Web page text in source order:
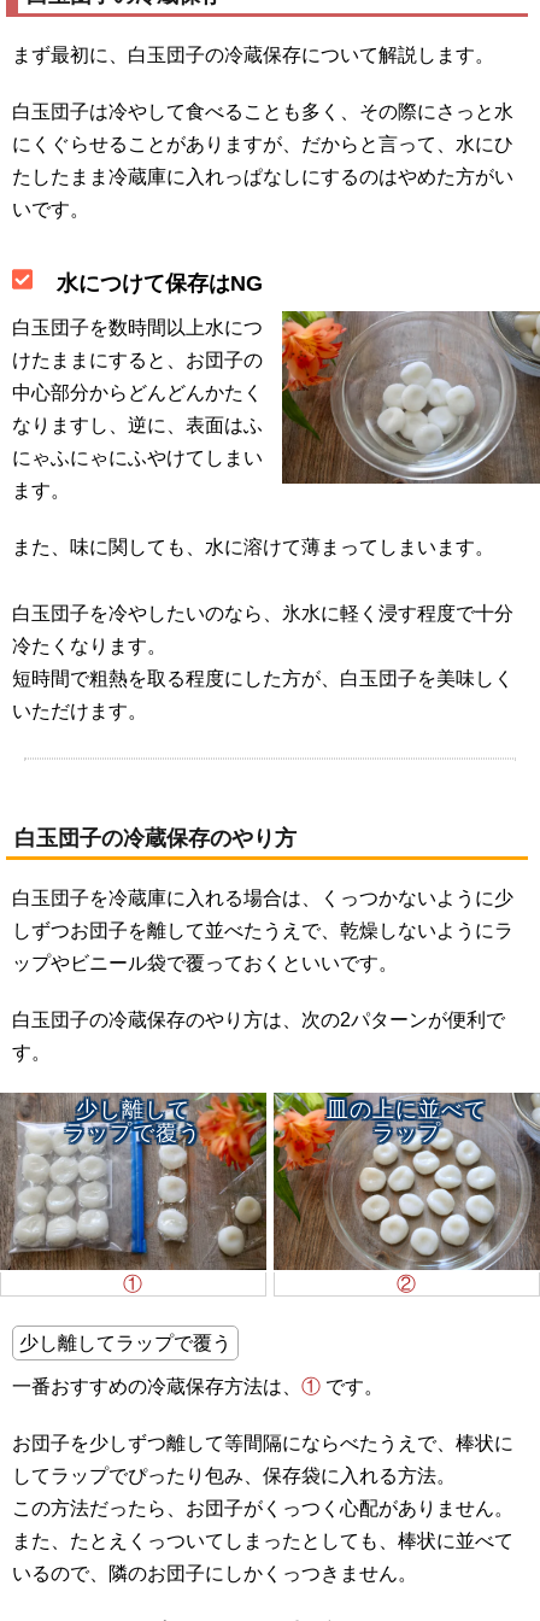
まず最初に、白玉団子の冷蔵保存について解説します。
白玉団子は冷やして食べることも多く、その際にさっと水
にくぐらせることがありますが、だからと言って、水にひ
たしたまま冷蔵庫に入れっぱなしにするのはやめた方がい
いです。
水につけて保存はNG
白玉団子を数時間以上水につ
けたままにすると、お団子の
中心部分からどんどんかたく
なりますし、逆に、表面はふ
にゃふにゃにふやけてしまい
ます。
また、味に関しても、水に溶けて薄まってしまいます。
白玉団子を冷やしたいのなら、氷水に軽く浸す程度で十分
冷たくなります。
短時間で粗熱を取る程度にした方が、白玉団子を美味しく
いただけます。
白玉団子の冷蔵保存のやり方
白玉団子を冷蔵庫に入れる場合は、くっつかないように少
しずつお団子を離して並べたうえで、乾燥しないようにラ
ップやビニール袋で覆っておくといいです。
白玉団子の冷蔵保存のやり方は、次の2パターンが便利で
す。
少し離して
ラップで覆う
①
皿の上に並べて
ラップ
②
少し離してラップで覆う
一番おすすめの冷蔵保存方法は、 ① です。
お団子を少しずつ離して等間隔にならべたうえで、棒状に
してラップでぴったり包み、保存袋に入れる方法。
この方法だったら、お団子がくっつく心配がありません。
また、たとえくっついてしまったとしても、棒状に並べて
いるので、隣のお団子にしかくっつきません。